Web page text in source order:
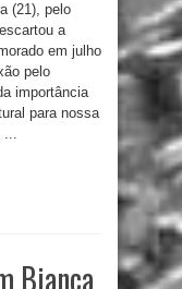
(21), pelo
a
em julho
pelo
importância
para nossa
...
Bianca